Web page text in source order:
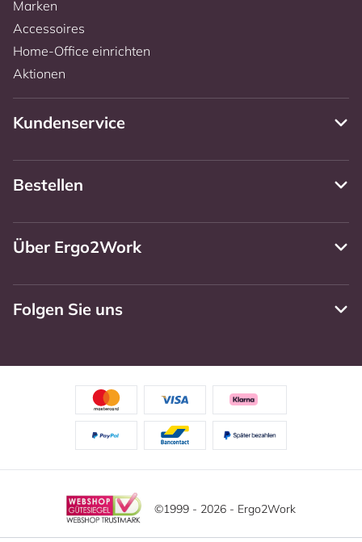
Marken
Accessoires
Home-Office einrichten
Aktionen
Kundenservice
Bestellen
Über Ergo2Work
Folgen Sie uns
©1999 - 2026 - Ergo2Work